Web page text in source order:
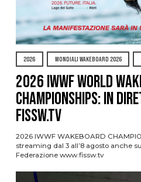
2026 MONDIALI WAKEBOARD 2026
2026 IWWF WORLD
CHAMPIONSHIPS: IN
FISSW.TV
2026 IWWF WAKEBOARD
streaming dal 3 all’8 agosto anche
Federazione www.fissw.tv